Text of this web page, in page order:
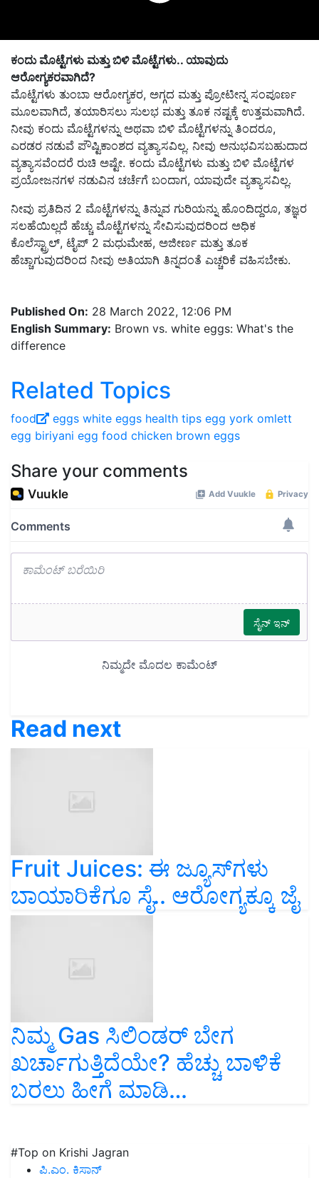
ಕಂದು ಮೊಟ್ಟೆಗಳು ಮತ್ತು ಬಿಳಿ ಮೊಟ್ಟೆಗಳು.. ಯಾವುದು
ಆರೋಗ್ಯಕರವಾಗಿದೆ?
ಮೊಟ್ಟೆಗಳು ತುಂಬಾ ಆರೋಗ್ಯಕರ, ಅಗ್ಗದ ಮತ್ತು ಪ್ರೋಟೀನ್ನ ಸಂಪೂರ್ಣ
ಮೂಲವಾಗಿದೆ, ತಯಾರಿಸಲು ಸುಲಭ ಮತ್ತು ತೂಕ ನಷ್ಟಕ್ಕೆ ಉತ್ತಮವಾಗಿದೆ.
ನೀವು ಕಂದು ಮೊಟ್ಟೆಗಳನ್ನು ಅಥವಾ ಬಿಳಿ ಮೊಟ್ಟೆಗಳನ್ನು ತಿಂದರೂ,
ಎರಡರ ನಡುವೆ ಪೌಷ್ಟಿಕಾಂಶದ ವ್ಯತ್ಯಾಸವಿಲ್ಲ. ನೀವು ಅನುಭವಿಸಬಹುದಾದ
ವ್ಯತ್ಯಾಸವೆಂದರೆ ರುಚಿ ಅಷ್ಟೇ. ಕಂದು ಮೊಟ್ಟೆಗಳು ಮತ್ತು ಬಿಳಿ ಮೊಟ್ಟೆಗಳ
ಪ್ರಯೋಜನಗಳ ನಡುವಿನ ಚರ್ಚೆಗೆ ಬಂದಾಗ, ಯಾವುದೇ ವ್ಯತ್ಯಾಸವಿಲ್ಲ.
ನೀವು ಪ್ರತಿದಿನ 2 ಮೊಟ್ಟೆಗಳನ್ನು ತಿನ್ನುವ ಗುರಿಯನ್ನು ಹೊಂದಿದ್ದರೂ, ತಜ್ಞರ
ಸಲಹೆಯಿಲ್ಲದೆ ಹೆಚ್ಚು ಮೊಟ್ಟೆಗಳನ್ನು ಸೇವಿಸುವುದರಿಂದ ಅಧಿಕ
ಕೊಲೆಸ್ಟ್ರಾಲ್, ಟೈಪ್ 2 ಮಧುಮೇಹ, ಅಜೀರ್ಣ ಮತ್ತು ತೂಕ
ಹೆಚ್ಚಾಗುವುದರಿಂದ ನೀವು ಅತಿಯಾಗಿ ತಿನ್ನದಂತೆ ಎಚ್ಚರಿಕೆ ವಹಿಸಬೇಕು.
Published On: 28 March 2022, 12:06 PM
English Summary: Brown vs. white eggs: What's the
difference
Related Topics
food eggs white eggs health tips egg york omlett
egg biriyani egg food chicken brown eggs
Share your comments
Read next
Fruit Juices: ಈ ಜ್ಯೂಸ್‌ಗಳು
ಬಾಯಾರಿಕೆಗೂ ಸೈ.. ಆರೋಗ್ಯಕ್ಕೂ ಜೈ
ನಿಮ್ಮ Gas ಸಿಲಿಂಡರ್ ಬೇಗ
ಖರ್ಚಾಗುತ್ತಿದೆಯೇ? ಹೆಚ್ಚು ಬಾಳಿಕೆ
ಬರಲು ಹೀಗೆ ಮಾಡಿ…
#Top on Krishi Jagran
ಪಿ.ಎಂ. ಕಿಸಾನ್